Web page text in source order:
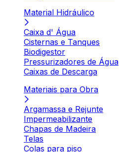
Material Hidráulico
Caixa d' Água
Cisternas e Tanques
Biodigestor
Pressurizadores de Água
Caixas de Descarga
Materiais para Obra
Argamassa e Rejunte
Impermeabilizante
Chapas de Madeira
Telas
Colas para piso